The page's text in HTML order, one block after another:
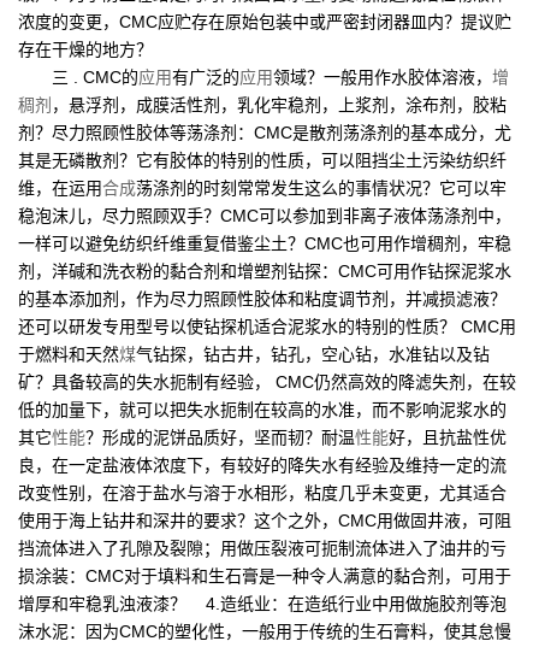
浓度的变更，CMC应贮存在原始包装中或严密封闭器皿内？提议贮
存在干燥的地方？
三 . CMC的应用有广泛的应用领域？一般用作水胶体溶液， 增
稠剂 ，悬浮剂，成膜活性剂，乳化牢稳剂，上浆剂，涂布剂，胶粘
剂？尽力照顾性胶体等荡涤剂：CMC是散剂荡涤剂的基本成分，尤
其是无磷散剂？它有胶体的特别的性质，可以阻挡尘土污染纺织纤
维，在运用合成荡涤剂的时刻常常发生这么的事情状况？它可以牢
稳泡沫儿，尽力照顾双手？CMC可以参加到非离子液体荡涤剂中，
一样可以避免纺织纤维重复借鉴尘土？CMC也可用作增稠剂，牢稳
剂，洋碱和洗衣粉的黏合剂和增塑剂钻探：CMC可用作钻探泥浆水
的基本添加剂，作为尽力照顾性胶体和粘度调节剂，并减损滤液？
还可以研发专用型号以使钻探机适合泥浆水的特别的性质？ CMC用
于燃料和天然煤气钻探，钻古井，钻孔，空心钻，水准钻以及钻
矿？具备较高的失水扼制有经验， CMC仍然高效的降滤失剂，在较
低的加量下，就可以把失水扼制在较高的水准，而不影响泥浆水的
其它性能？形成的泥饼品质好，坚而韧？耐温性能好，且抗盐性优
良，在一定盐液体浓度下，有较好的降失水有经验及维持一定的流
改变性别，在溶于盐水与溶于水相形，粘度几乎未变更，尤其适合
使用于海上钻井和深井的要求？这个之外，CMC用做固井液，可阻
挡流体进入了孔隙及裂隙；用做压裂液可扼制流体进入了油井的亏
损涂装：CMC对于填料和生石膏是一种令人满意的黏合剂，可用于
增厚和牢稳乳浊液漆？ 4.造纸业：在造纸行业中用做施胶剂等泡
沫水泥：因为CMC的塑化性，一般用于传统的生石膏料，使其怠慢